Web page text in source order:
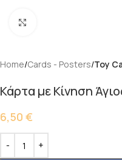
Home Cards - Posters Toy
Κάρτα με Κίνηση
6,50 €